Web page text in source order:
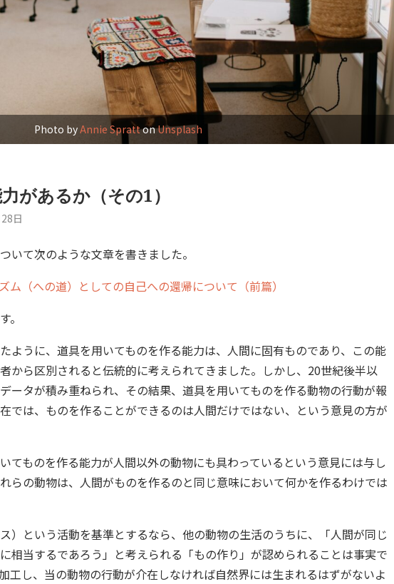
Photo byAnnie SprattonUnsplash
があるか（その1）
日
て次のような文章を書きました。
ム（への道）としての自己への還帰について（前篇）
。
ように、道具を用いてものを作る能力は、人間に固有ものであり、この能
から区別されると伝統的に考えられてきました。しかし、20世紀後半以
ータが積み重ねられ、その結果、道具を用いてものを作る動物の行動が報
では、ものを作ることができるのは人間だけではない、という意見の方が
てものを作る能力が人間以外の動物にも具わっているという意見には与し
らの動物は、人間がものを作るのと同じ意味において何かを作るわけでは
）という活動を基準とするなら、他の動物の生活のうちに、「人間が同じ
相当するであろう」と考えられる「もの作り」が認められることは事実で
工し、当の動物の行動が介在しなければ自然界には生まれるはずがないよ